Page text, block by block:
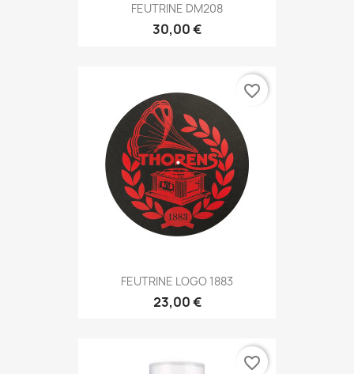
FEUTRINE DM208
30,00 €
FEUTRINE LOGO 1883
23,00 €
favorite_border
favorite_border